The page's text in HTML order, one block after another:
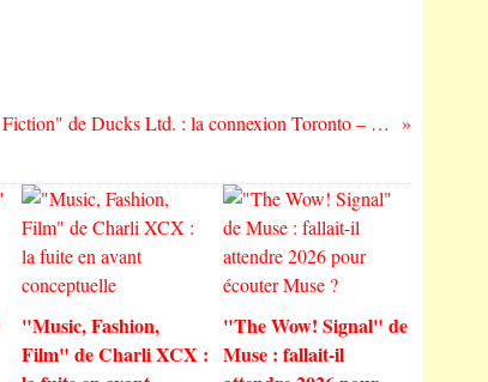
"Modern Fiction" de Ducks Ltd. : la connexion Toronto – Brisbane – Dunedin
"Music, Fashion,
Film" de Charli XCX :
"The Wow! Signal" de
Muse : fallait-il